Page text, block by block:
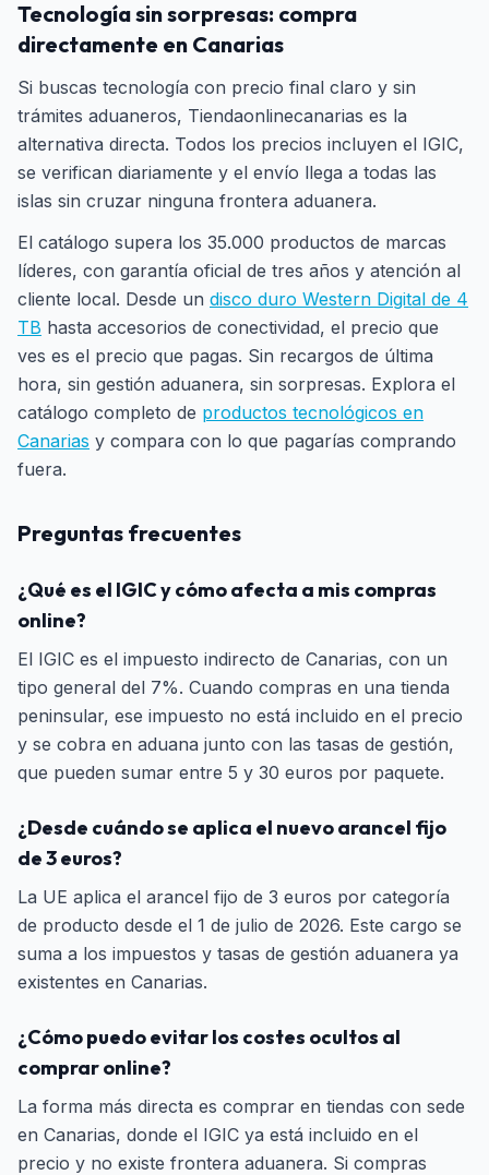
Tecnología sin sorpresas: compra
directamente en Canarias
Si buscas tecnología con precio final claro y sin
trámites aduaneros, Tiendaonlinecanarias es la
alternativa directa. Todos los precios incluyen el IGIC,
se verifican diariamente y el envío llega a todas las
islas sin cruzar ninguna frontera aduanera.
El catálogo supera los 35.000 productos de marcas
líderes, con garantía oficial de tres años y atención al
cliente local. Desde un disco duro Western Digital de 4
TB hasta accesorios de conectividad, el precio que
ves es el precio que pagas. Sin recargos de última
hora, sin gestión aduanera, sin sorpresas. Explora el
catálogo completo de productos tecnológicos en
Canarias y compara con lo que pagarías comprando
fuera.
Preguntas frecuentes
¿Qué es el IGIC y cómo afecta a mis compras
online?
El IGIC es el impuesto indirecto de Canarias, con un
tipo general del 7%. Cuando compras en una tienda
peninsular, ese impuesto no está incluido en el precio
y se cobra en aduana junto con las tasas de gestión,
que pueden sumar entre 5 y 30 euros por paquete.
¿Desde cuándo se aplica el nuevo arancel fijo
de 3 euros?
La UE aplica el arancel fijo de 3 euros por categoría
de producto desde el 1 de julio de 2026. Este cargo se
suma a los impuestos y tasas de gestión aduanera ya
existentes en Canarias.
¿Cómo puedo evitar los costes ocultos al
comprar online?
La forma más directa es comprar en tiendas con sede
en Canarias, donde el IGIC ya está incluido en el
precio y no existe frontera aduanera. Si compras